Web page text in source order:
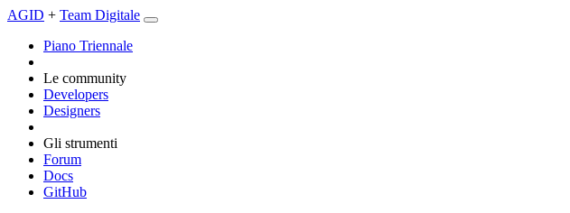
AGID + Team Digitale
Piano Triennale
Le community
Developers
Designers
Gli strumenti
Forum
Docs
GitHub